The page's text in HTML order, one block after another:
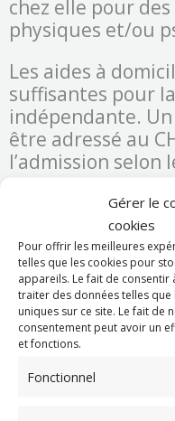
Gérer le
cookies
Pour offrir les meilleures
telles que les cookies pour
appareils. Le fait de
traiter des données telles
uniques sur ce site. Le fait de
consentement peut avoir un
et fonctions.
Fonctionnel
chez elle pour
physiques et/ou
Les aides à
suffisantes pour
indépendante.
être adressé au
l’admission selon
En EHPAD, le
chambre avec
auxquels il est
mode de vie
afin de répondre
à ses désirs.
amis, peut sortir